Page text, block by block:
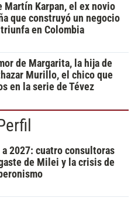
Martín Karpan, el ex novio
que construyó un negocio
en Colombia
de Margarita, la hija de
Murillo, el chico que
en la serie de Tévez
a 2027: cuatro consultoras
de Milei y la crisis de